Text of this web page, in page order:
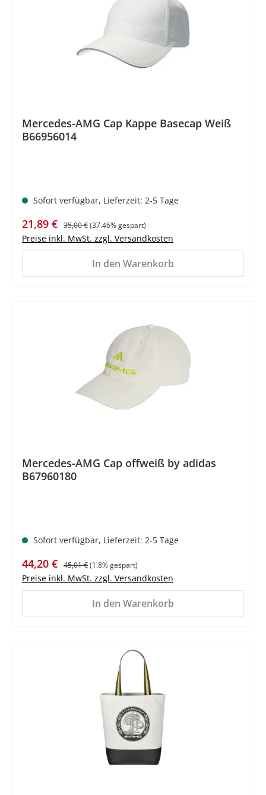
Mercedes-AMG Cap Kappe Basecap Weiß
B66956014
Sofort verfügbar, Lieferzeit: 2-5 Tage
Verkaufspreis:
21,89 € Regulärer Preis:
35,00 €(37.46% gespart)
Preise inkl. MwSt. zzgl. Versandkosten
In den Warenkorb
Mercedes-AMG Cap offweiß by adidas
B67960180
Sofort verfügbar, Lieferzeit: 2-5 Tage
Verkaufspreis:
44,20 € Regulärer Preis:
45,01 €(1.8% gespart)
Preise inkl. MwSt. zzgl. Versandkosten
In den Warenkorb